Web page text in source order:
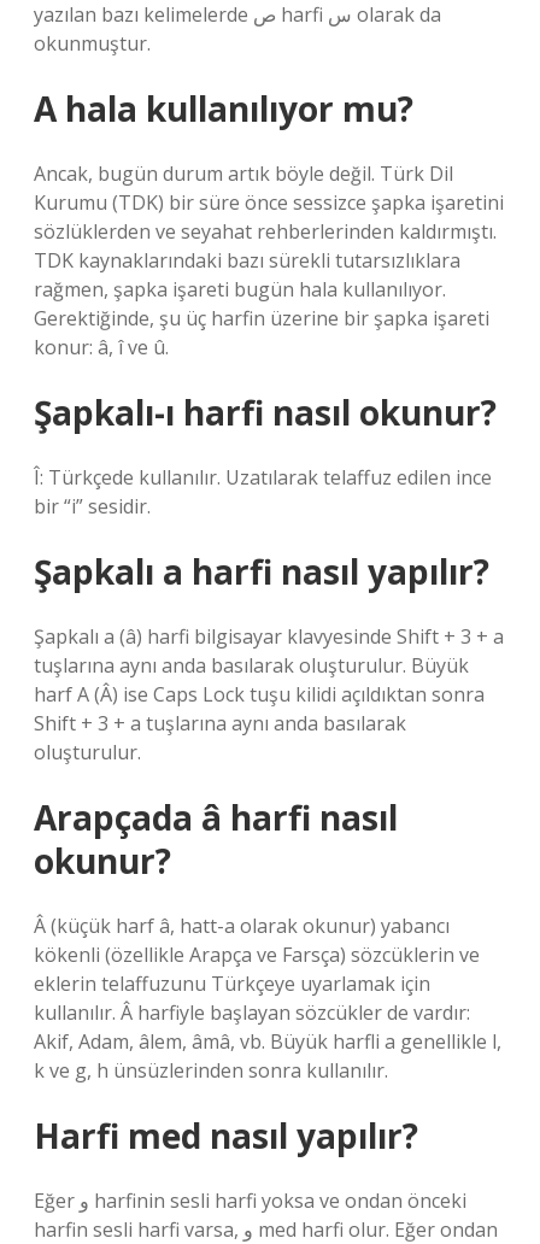
yazılan bazı kelimelerde ص harfi س olarak da
okunmuştur.
A hala kullanılıyor mu?
Ancak, bugün durum artık böyle değil. Türk Dil
Kurumu (TDK) bir süre önce sessizce şapka işaretini
sözlüklerden ve seyahat rehberlerinden kaldırmıştı.
TDK kaynaklarındaki bazı sürekli tutarsızlıklara
rağmen, şapka işareti bugün hala kullanılıyor.
Gerektiğinde, şu üç harfin üzerine bir şapka işareti
konur: â, î ve û.
Şapkalı-ı harfi nasıl okunur?
Î: Türkçede kullanılır. Uzatılarak telaffuz edilen ince
bir “i” sesidir.
Şapkalı a harfi nasıl yapılır?
Şapkalı a (â) harfi bilgisayar klavyesinde Shift + 3 + a
tuşlarına aynı anda basılarak oluşturulur. Büyük
harf A (Â) ise Caps Lock tuşu kilidi açıldıktan sonra
Shift + 3 + a tuşlarına aynı anda basılarak
oluşturulur.
Arapçada â harfi nasıl
okunur?
Â (küçük harf â, hatt-a olarak okunur) yabancı
kökenli (özellikle Arapça ve Farsça) sözcüklerin ve
eklerin telaffuzunu Türkçeye uyarlamak için
kullanılır. Â harfiyle başlayan sözcükler de vardır:
Akif, Adam, âlem, âmâ, vb. Büyük harfli a genellikle l,
k ve g, h ünsüzlerinden sonra kullanılır.
Harfi med nasıl yapılır?
Eğer و harfinin sesli harfi yoksa ve ondan önceki
harfin sesli harfi varsa, و med harfi olur. Eğer ondan